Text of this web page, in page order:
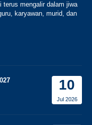
terus mengalir dalam jiwa
karyawan, murid, dan
10
Jul 2026